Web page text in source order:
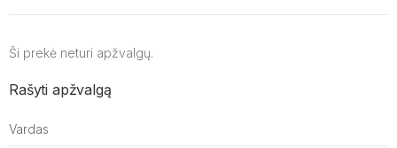
Ši prekė neturi apžvalgų.
Rašyti apžvalgą
Vardas